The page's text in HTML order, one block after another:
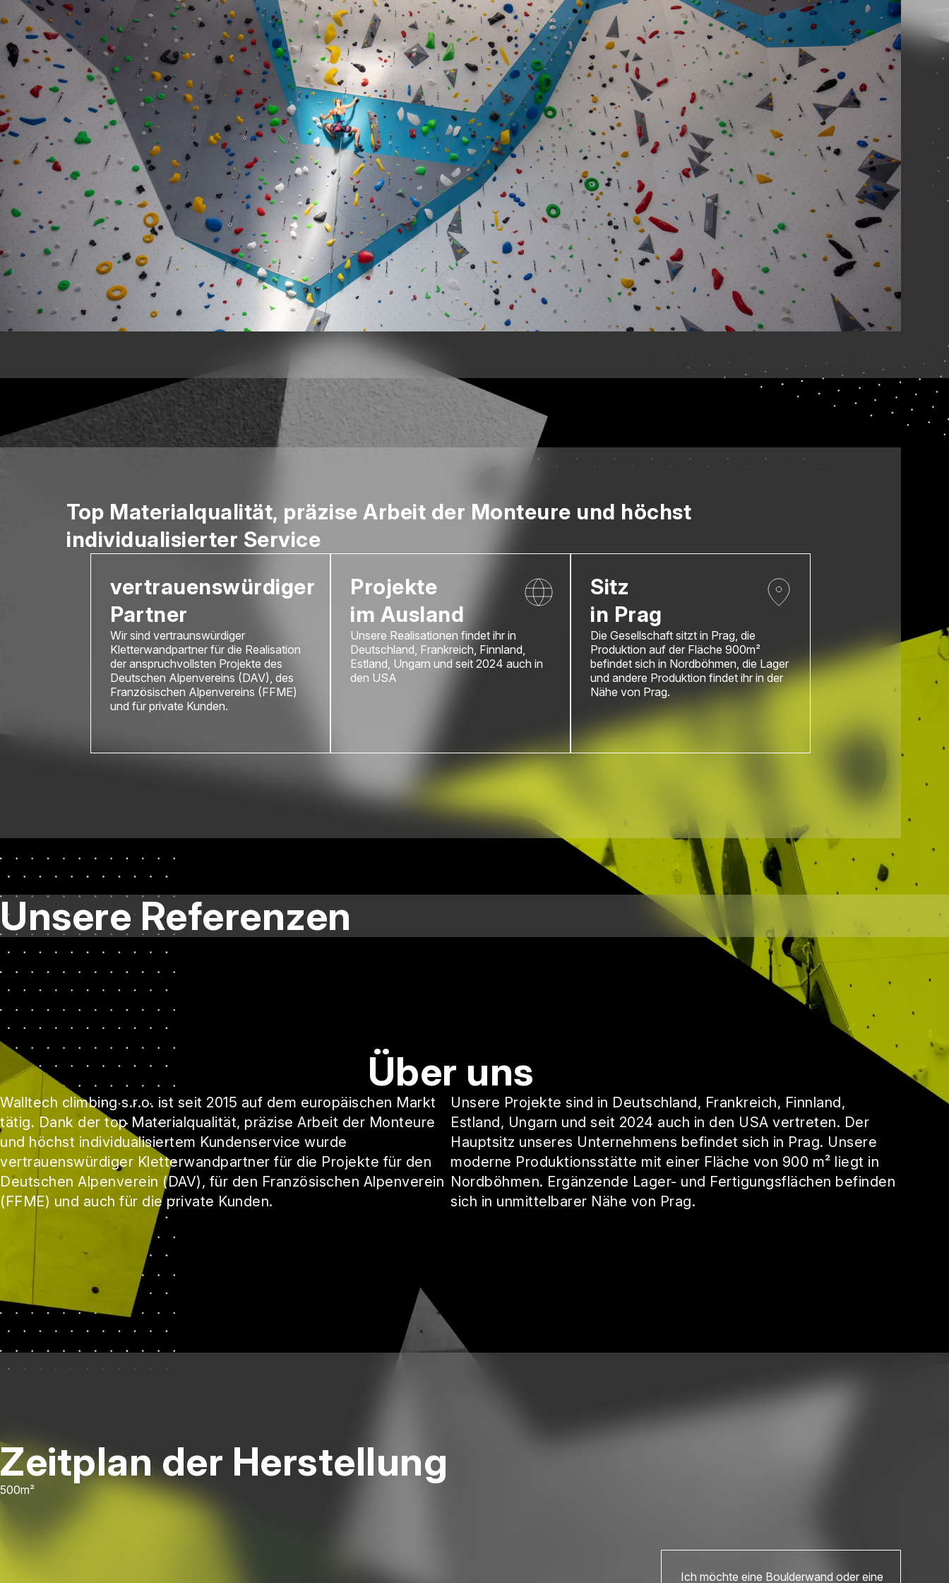
Top Materialqualität, präzise Arbeit der Monteure und höchst
individualisierter Service
vertrauenswürdiger
Partner
Wir sind vertraunswürdiger
Kletterwandpartner für die Realisation
der anspruchvollsten Projekte des
Deutschen Alpenvereins (DAV), des
Französischen Alpenvereins (FFME)
und für private Kunden.
Projekte
im Ausland
Unsere Realisationen findet ihr in
Deutschland, Frankreich, Finnland,
Estland, Ungarn und seit 2024 auch in
den USA
Sitz
in Prag
Die Gesellschaft sitzt in Prag, die
Produktion auf der Fläche 900m²
befindet sich in Nordböhmen, die Lager
und andere Produktion findet ihr in der
Nähe von Prag.
Unsere Referenzen
Über uns
Walltech climbing s.r.o. ist seit 2015 auf dem europäischen Markt
tätig. Dank der top Materialqualität, präzise Arbeit der Monteure
und höchst individualisiertem Kundenservice wurde
vertrauenswürdiger Kletterwandpartner für die Projekte für den
Deutschen Alpenverein (DAV), für den Französischen Alpenverein
(FFME) und auch für die private Kunden.
Unsere Projekte sind in Deutschland, Frankreich, Finnland,
Estland, Ungarn und seit 2024 auch in den USA vertreten. Der
Hauptsitz unseres Unternehmens befindet sich in Prag. Unsere
moderne Produktionsstätte mit einer Fläche von 900 m² liegt in
Nordböhmen. Ergänzende Lager- und Fertigungsflächen befinden
sich in unmittelbarer Nähe von Prag.
Zeitplan der Herstellung
500m²
Ich möchte eine Boulderwand oder eine